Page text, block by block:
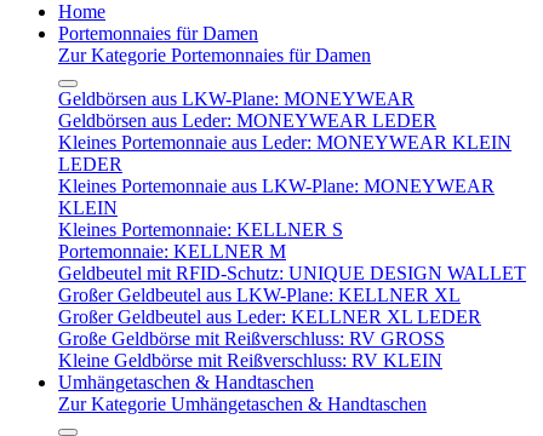
Home
Portemonnaies für Damen
Zur Kategorie Portemonnaies für Damen
Geldbörsen aus LKW-Plane: MONEYWEAR
Geldbörsen aus Leder: MONEYWEAR LEDER
Kleines Portemonnaie aus Leder: MONEYWEAR KLEIN
LEDER
Kleines Portemonnaie aus LKW-Plane: MONEYWEAR
KLEIN
Kleines Portemonnaie: KELLNER S
Portemonnaie: KELLNER M
Geldbeutel mit RFID-Schutz: UNIQUE DESIGN WALLET
Großer Geldbeutel aus LKW-Plane: KELLNER XL
Großer Geldbeutel aus Leder: KELLNER XL LEDER
Große Geldbörse mit Reißverschluss: RV GROSS
Kleine Geldbörse mit Reißverschluss: RV KLEIN
Umhängetaschen & Handtaschen
Zur Kategorie Umhängetaschen & Handtaschen